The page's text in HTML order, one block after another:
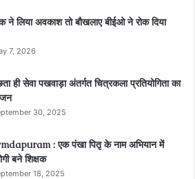
ने लिया अवकाश तो बौखलाए बीईओ ने रोक दिया
7, 2026
ही सेवा पखवाड़ा अंतर्गत चित्रकला प्रतियोगिता का
30, 2025
: एक पंखा पितृ के नाम अभियान में
बने शिक्षक
18, 2025